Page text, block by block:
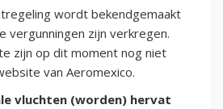
wordt bekendgemaakt
vergunningen zijn verkregen.
zijn op dit moment nog niet
van Aeromexico.
vluchten (worden) hervat